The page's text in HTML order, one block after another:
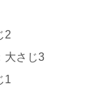
2
大さじ3
1